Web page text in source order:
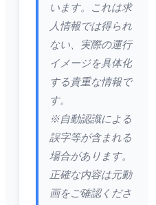
います。これは求
人情報では得られ
ない、実際の運行
イメージを具体化
する貴重な情報で
す。
※自動認識による
誤字等が含まれる
場合があります。
正確な内容は元動
画をご確認くださ